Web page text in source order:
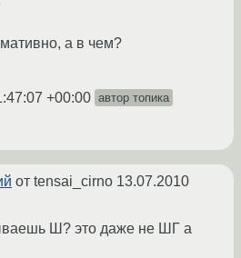
а в чем?
+00:00 автор топика
от tensai_cirno 13.07.2010
Ш? это даже не ШГ а